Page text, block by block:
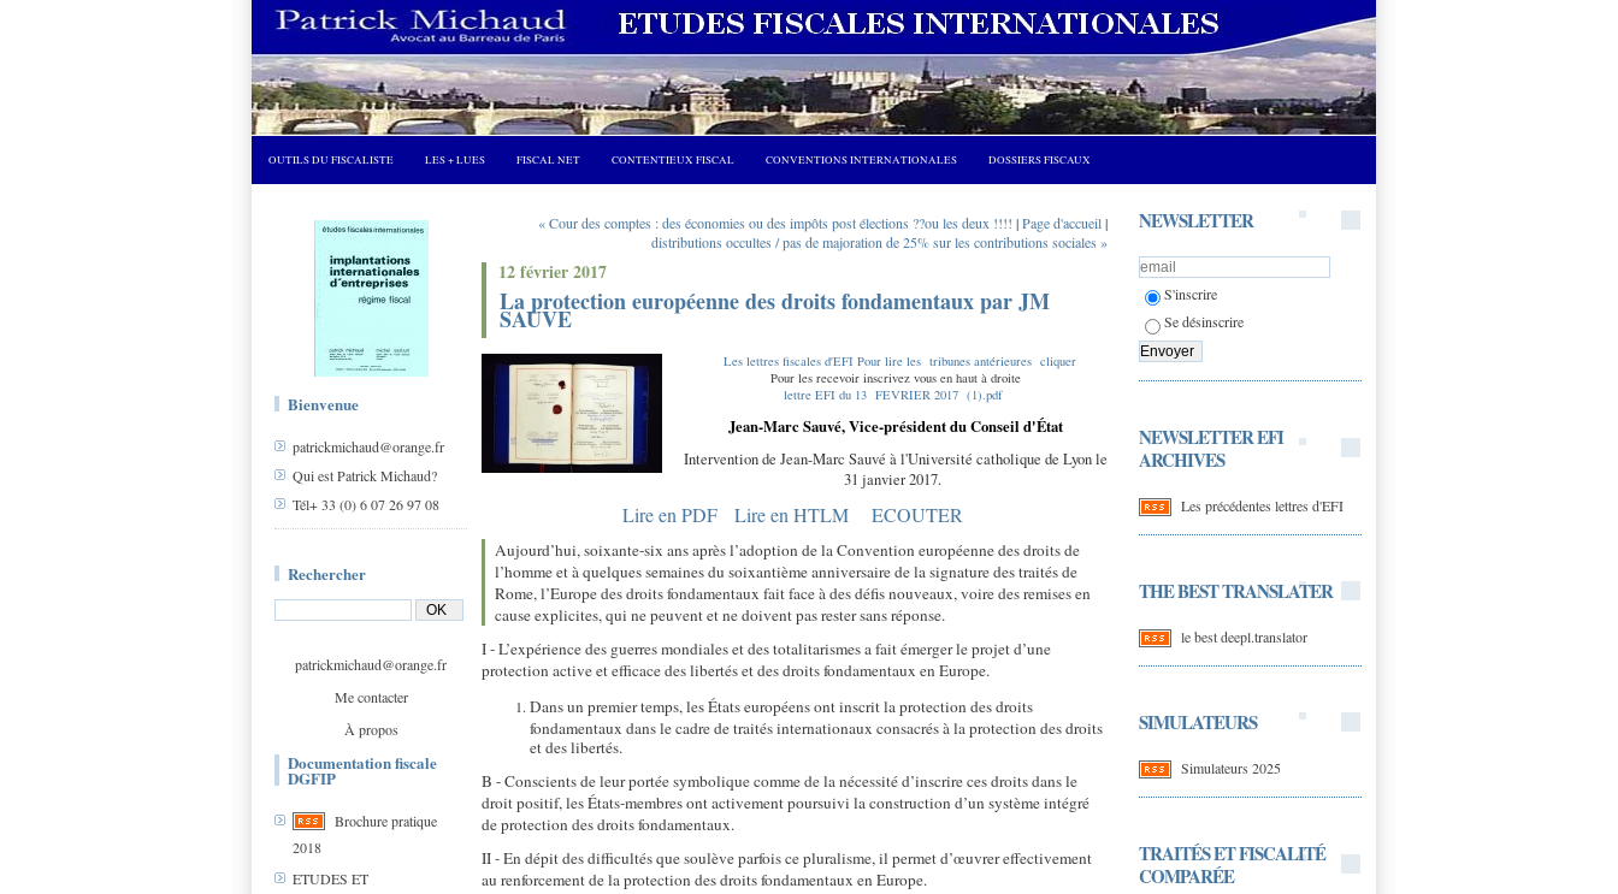
OUTILS DU FISCALISTE LES + LUES FISCAL NET CONTENTIEUX FISCAL CONVENTIONS INTERNATIONALES DOSSIERS FISCAUX
Bienvenue
patrickmichaud@orange.fr
Qui est Patrick Michaud?
Tél+ 33 (0) 6 07 26 97 08
Rechercher
patrickmichaud@orange.fr
Me contacter
À propos
Documentation fiscale
DGFIP
Brochure pratique
2018
ETUDES ET
NEWSLETTER
S'inscrire
Se désinscrire
NEWSLETTER EFI
ARCHIVES
Les précédentes lettres d'EFI
THE BEST TRANSLATER
le best deepl.translator
SIMULATEURS
Simulateurs 2025
TRAITÉS ET FISCALITÉ
COMPARÉE
« Cour des comptes : des économies ou des impôts post élections ??ou les deux !!!! |Page d'accueil|
distributions occultes / pas de majoration de 25% sur les contributions sociales »
12 février 2017
La protection européenne des droits fondamentaux par JM
SAUVE
Les lettres fiscales d'EFI Pour lire les tribunes antérieures cliquer
Pour les recevoir inscrivez vous en haut à droite
lettre EFI du 13 FEVRIER 2017 (1).pdf
Jean-Marc Sauvé, Vice-président du Conseil d'État
Intervention de Jean-Marc Sauvé à l'Université catholique de Lyon le
31 janvier 2017.
Lire en PDF Lire en HTLM ECOUTER
Aujourd’hui, soixante-six ans après l’adoption de la Convention européenne des droits de
l’homme et à quelques semaines du soixantième anniversaire de la signature des traités de
Rome, l’Europe des droits fondamentaux fait face à des défis nouveaux, voire des remises en
cause explicites, qui ne peuvent et ne doivent pas rester sans réponse.
I - L’expérience des guerres mondiales et des totalitarismes a fait émerger le projet d’une
protection active et efficace des libertés et des droits fondamentaux en Europe.
Dans un premier temps, les États européens ont inscrit la protection des droits
fondamentaux dans le cadre de traités internationaux consacrés à la protection des droits
et des libertés.
B - Conscients de leur portée symbolique comme de la nécessité d’inscrire ces droits dans le
droit positif, les États-membres ont activement poursuivi la construction d’un système intégré
de protection des droits fondamentaux.
II - En dépit des difficultés que soulève parfois ce pluralisme, il permet d’œuvrer effectivement
au renforcement de la protection des droits fondamentaux en Europe.